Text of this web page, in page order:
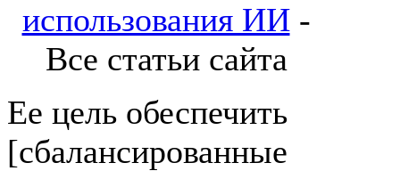
использования ИИ-
Все статьи сайта
Ее цель обеспечить
[сбалансированные